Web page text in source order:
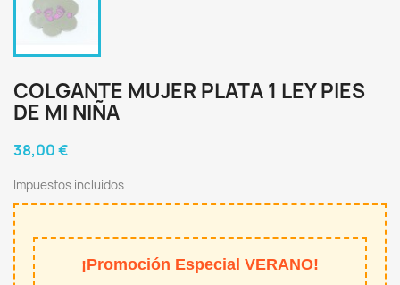
COLGANTE MUJER PLATA 1 LEY PIES
DE MI NIÑA
38,00 €
Impuestos incluidos
¡Promoción Especial VERANO!